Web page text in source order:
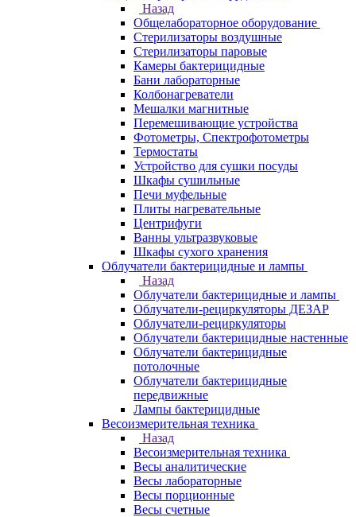
Назад
Общелабораторное оборудование
Стерилизаторы воздушные
Стерилизаторы паровые
Камеры бактерицидные
Бани лабораторные
Колбонагреватели
Мешалки магнитные
Перемешивающие устройства
Фотометры, Спектрофотометры
Термостаты
Устройство для сушки посуды
Шкафы сушильные
Печи муфельные
Плиты нагревательные
Центрифуги
Ванны ультразвуковые
Шкафы сухого хранения
Облучатели бактерицидные и лампы
Назад
Облучатели бактерицидные и лампы
Облучатели-рециркуляторы ДЕЗАР
Облучатели-рециркуляторы
Облучатели бактерицидные настенные
Облучатели бактерицидные
потолочные
Облучатели бактерицидные
передвижные
Лампы бактерицидные
Весоизмерительная техника
Назад
Весоизмерительная техника
Весы аналитические
Весы лабораторные
Весы порционные
Весы счетные